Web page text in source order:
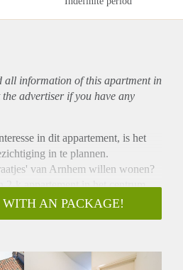
all information of this apartmentin
advertiser if you have any
in dit appartement, is het
in te plannen.
van Arnhem willen wonen?
2-k appartement in het centrum
is gelegen in de Zwanenstraat
aan de voorzijde. De badkamer
AN PACKAGE!